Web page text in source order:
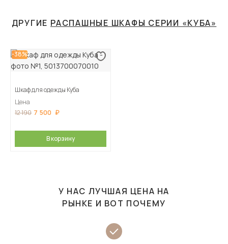
ДРУГИЕ РАСПАШНЫЕ ШКАФЫ СЕРИИ «КУБА»
-38%
Шкаф для одежды Куба
Цена
12 190 7 500
В корзину
У НАС ЛУЧШАЯ ЦЕНА НА
РЫНКЕ И ВОТ ПОЧЕМУ